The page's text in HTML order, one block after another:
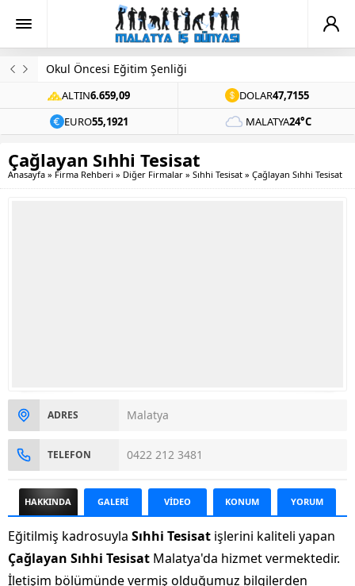
Okul Öncesi Eğitim Şenliği
ALTIN6.659,09 DOLAR47,7155
EURO55,1921 MALATYA24°C
Çağlayan Sıhhi Tesisat
Anasayfa » Firma Rehberi » Diğer Firmalar » Sıhhi Tesisat » Çağlayan Sıhhi Tesisat
ADRES Malatya
TELEFON 0422 212 3481
HAKKINDA GALERİ VİDEO KONUM YORUM
Eğitilmiş kadrosuyla Sıhhi Tesisat işlerini kaliteli yapan
Çağlayan Sıhhi Tesisat Malatya'da hizmet vermektedir.
İletişim bölümünde vermiş olduğumuz bilgilerden